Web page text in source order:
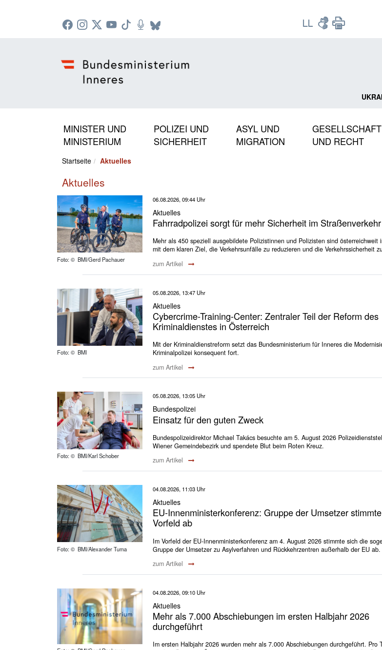
MINISTER UND
MINISTERIUM
POLIZEI UND
SICHERHEIT
ASYL UND
MIGRATION
GESELLSCHAFT
UND RECHT
Startseite Aktuelles
Aktuelles
Foto: © BMI/Gerd Pachauer
06.08.2026, 09:44 Uhr
Aktuelles
Fahrradpolizei sorgt für mehr Sicherheit im Straßenverkehr
Mehr als 450 speziell ausgebildete Polizistinnen und Polizisten sind österreichweit
mit dem klaren Ziel, die Verkehrsunfälle zu reduzieren und die Verkehrssicherheit
zum Artikel
Foto: © BMI
05.08.2026, 13:47 Uhr
Aktuelles
Cybercrime-Training-Center: Zentraler Teil der Reform des
Kriminaldienstes in Österreich
Mit der Kriminaldienstreform setzt das Bundesministerium für Inneres die
Kriminalpolizei konsequent fort.
zum Artikel
Foto: © BMI/Karl Schober
05.08.2026, 13:05 Uhr
Bundespolizei
Einsatz für den guten Zweck
Bundespolizeidirektor Michael Takács besuchte am 5. August 2026
Wiener Gemeindebezirk und spendete Blut beim Roten Kreuz.
zum Artikel
Foto: © BMI/Alexander Tuma
04.08.2026, 11:03 Uhr
Aktuelles
EU-Innenministerkonferenz: Gruppe der Umsetzer
Vorfeld ab
Im Vorfeld der EU-Innenministerkonferenz am 4. August 2026 stimmte sich die
Gruppe der Umsetzer zu Asylverfahren und Rückkehrzentren außerhalb der EU ab.
zum Artikel
04.08.2026, 09:10 Uhr
Aktuelles
Mehr als 7.000 Abschiebungen im ersten Halbjahr 2026
durchgeführt
Im ersten Halbjahr 2026 wurden mehr als 7.000 Abschiebungen durchgeführt. Pro